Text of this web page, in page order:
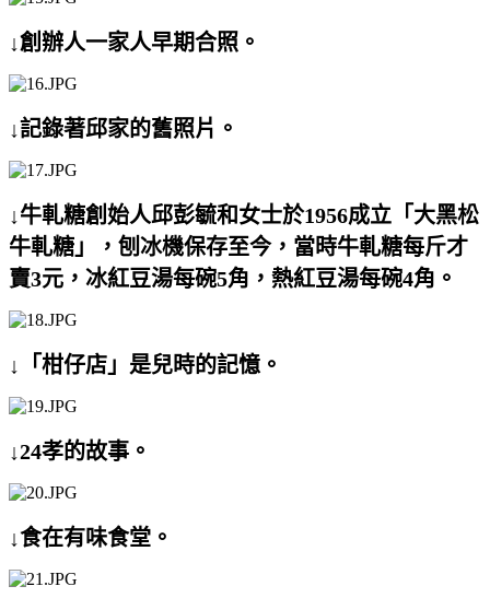
↓創辦人一家人早期合照。
↓記錄著邱家的舊照片。
↓牛軋糖創始人邱彭毓和女士於1956成立「大黑松
牛軋糖」，刨冰機保存至今，當時牛軋糖每斤才
賣3元，冰紅豆湯每碗5角，熱紅豆湯每碗4角。
↓「柑仔店」是兒時的記憶。
↓24孝的故事。
↓食在有味食堂。